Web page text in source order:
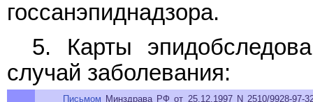
госсанэпиднадзора.
5. Карты
случай заболевания:
Письмом Минздрава РФ от 25.12.1997 N 2510/9928-97-